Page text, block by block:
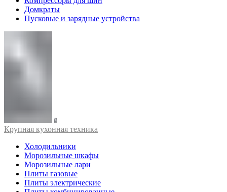
Домкраты
Пусковые и зарядные устройства
Крупная кухонная техника
Холодильники
Морозильные шкафы
Морозильные лари
Плиты газовые
Плиты электрические